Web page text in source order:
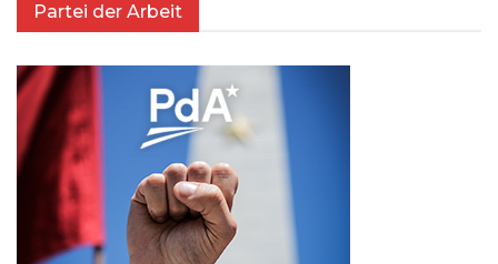
Partei der Arbeit